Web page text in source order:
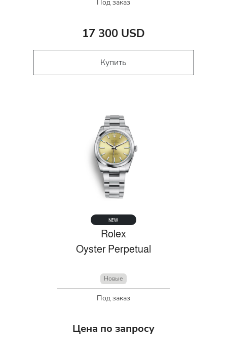
Под заказ
17 300 USD
Купить
NEW
Rolex
Oyster Perpetual
Новые
Под заказ
Цена по запросу